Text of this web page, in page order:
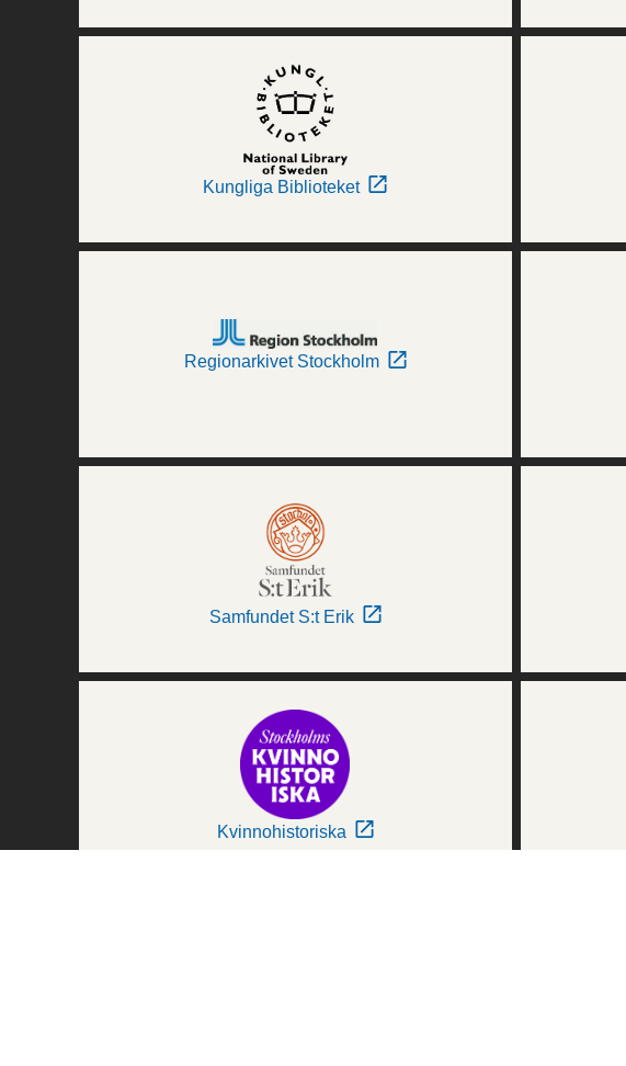
Kungliga Biblioteket
Regionarkivet Stockholm
Samfundet S:t Erik
Kvinnohistoriska